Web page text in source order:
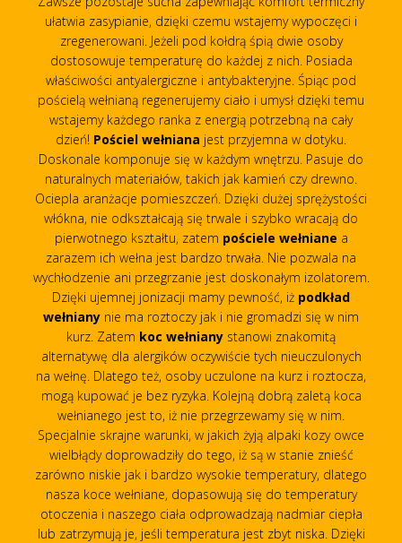
ułatwia zasypianie, dzięki czemu wstajemy wypoczęci i
zregenerowani. Jeżeli pod kołdrą śpią dwie osoby
dostosowuje temperaturę do każdej z nich. Posiada
właściwości antyalergiczne i antybakteryjne. Śpiąc pod
pościelą wełnianą regenerujemy ciało i umysł dzięki temu
wstajemy każdego ranka z energią potrzebną na cały
dzień! Pościel wełniana jest przyjemna w dotyku.
Doskonale komponuje się w każdym wnętrzu. Pasuje do
naturalnych materiałów, takich jak kamień czy drewno.
Ociepla aranżacje pomieszczeń. Dzięki dużej sprężystości
włókna, nie odkształcają się trwale i szybko wracają do
pierwotnego kształtu, zatem pościele wełniane a
zarazem ich wełna jest bardzo trwała. Nie pozwala na
wychłodzenie ani przegrzanie jest doskonałym izolatorem.
Dzięki ujemnej jonizacji mamy pewność, iż podkład
wełniany nie ma roztoczy jak i nie gromadzi się w nim
kurz. Zatem koc wełniany stanowi znakomitą
alternatywę dla alergików oczywiście tych nieuczulonych
na wełnę. Dlatego też, osoby uczulone na kurz i roztocza,
mogą kupować je bez ryzyka. Kolejną dobrą zaletą koca
wełnianego jest to, iż nie przegrzewamy się w nim.
Specjalnie skrajne warunki, w jakich żyją alpaki kozy owce
wielbłądy doprowadziły do tego, iż są w stanie znieść
zarówno niskie jak i bardzo wysokie temperatury, dlatego
nasza koce wełniane, dopasowują się do temperatury
otoczenia i naszego ciała odprowadzają nadmiar ciepła
lub zatrzymują je, jeśli temperatura jest zbyt niska. Dzięki